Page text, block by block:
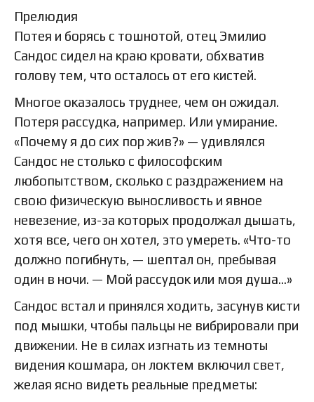
Прелюдия
Потея и борясь с тошнотой, отец Эмилио
Сандос сидел на краю кровати, обхватив
голову тем, что осталось от его кистей.
Многое оказалось труднее, чем он ожидал.
Потеря рассудка, например. Или умирание.
«Почему я до сих пор жив?» — удивлялся
Сандос не столько с философским
любопытством, сколько с раздражением на
свою физическую выносливость и явное
невезение, из-за которых продолжал дышать,
хотя все, чего он хотел, это умереть. «Что-то
должно погибнуть, — шептал он, пребывая
один в ночи. — Мой рассудок или моя душа…»
Сандос встал и принялся ходить, засунув кисти
под мышки, чтобы пальцы не вибрировали при
движении. Не в силах изгнать из темноты
видения кошмара, он локтем включил свет,
желая ясно видеть реальные предметы: